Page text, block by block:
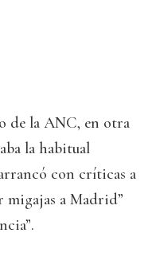
de la ANC, en otra
la habitual
con críticas a
migajas a Madrid”